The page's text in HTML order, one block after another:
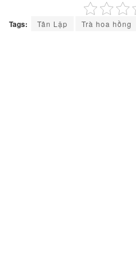
Tags: Tân Lập Trà hoa hồng